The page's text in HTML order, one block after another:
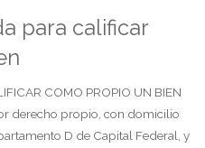
para calificar
COMO PROPIO UN BIEN
derecho propio, con domicilio
D de Capital Federal, y